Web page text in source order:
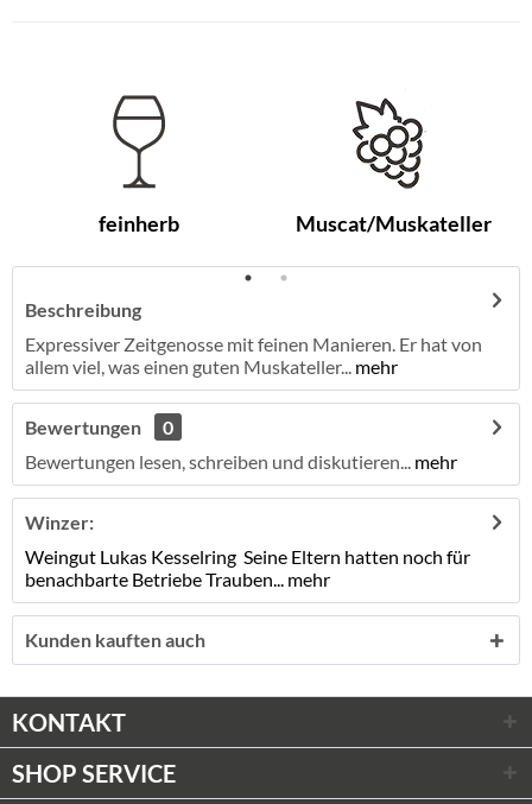
feinherb Muscat/Muskateller
Beschreibung
Expressiver Zeitgenosse mit feinen Manieren. Er hat von
allem viel, was einen guten Muskateller... mehr
Bewertungen
0
Bewertungen lesen, schreiben und diskutieren... mehr
Winzer:
Weingut Lukas Kesselring Seine Eltern hatten noch für
benachbarte Betriebe Trauben... mehr
Kunden kauften auch
KONTAKT
SHOP SERVICE